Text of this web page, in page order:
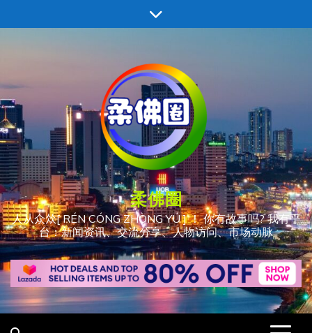
至
柔佛圈
人从众𠈌[ RÉN CÓNG ZHÒNG YÚ ] ！ 你有故事吗? 我有平
台：新闻资讯、交流分享、人物访问、市场动脉